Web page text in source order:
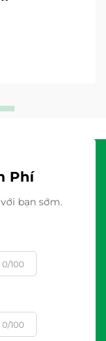
Phí
bạn sớm.
0/100
0/100